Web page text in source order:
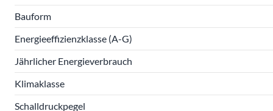
Bauform
Energieeffizienzklasse (A-G)
Jährlicher Energieverbrauch
Klimaklasse
Schalldruckpegel